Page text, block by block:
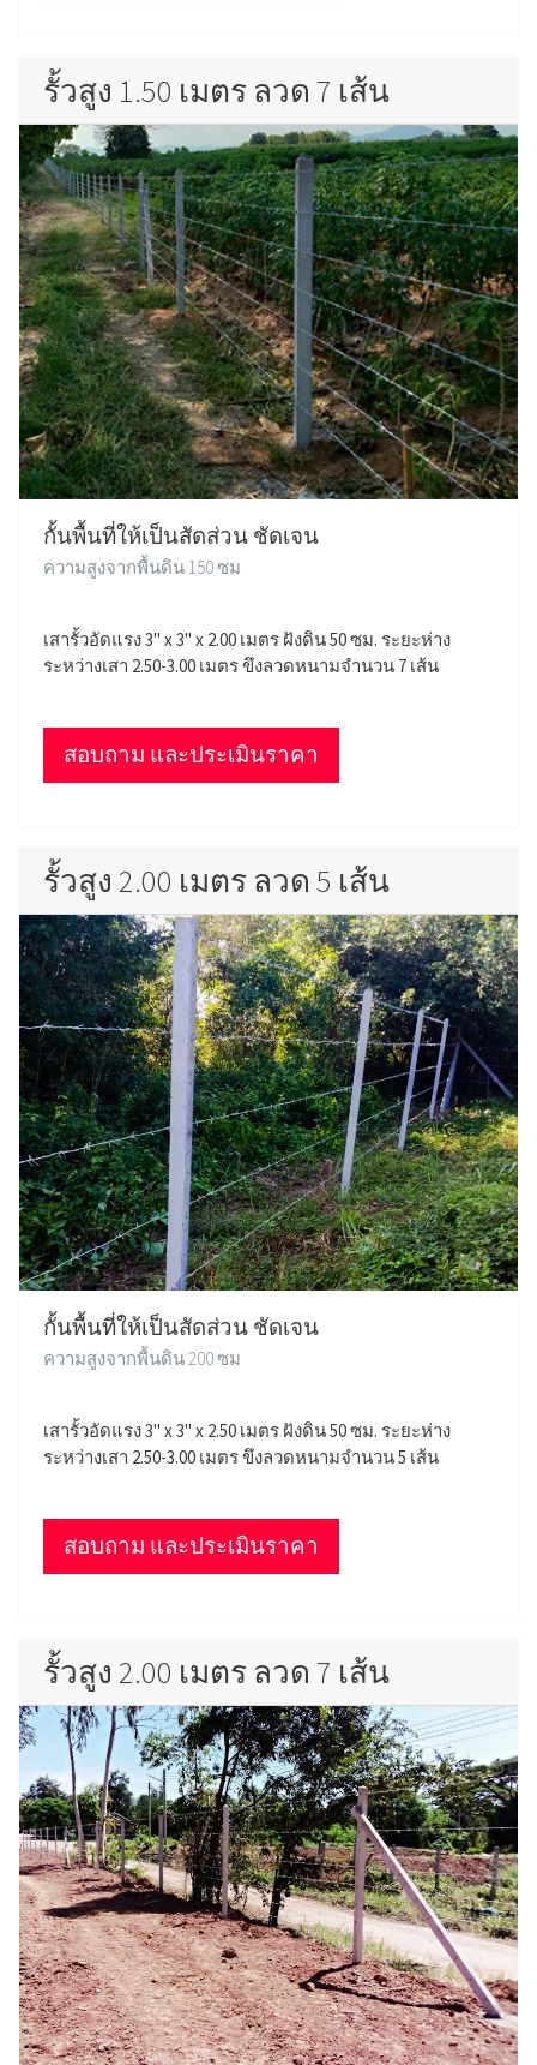
รั้วสูง 1.50 เมตร ลวด 7 เส้น
กั้นพื้นที่ให้เป็นสัดส่วน ชัดเจน
ความสูงจากพื้นดิน 150 ซม
เสารั้วอัดแรง 3" x 3" x 2.00 เมตร ฝังดิน 50 ซม. ระยะห่าง
ระหว่างเสา 2.50-3.00 เมตร ขึงลวดหนามจำนวน 7 เส้น
สอบถาม และประเมินราคา
รั้วสูง 2.00 เมตร ลวด 5 เส้น
กั้นพื้นที่ให้เป็นสัดส่วน ชัดเจน
ความสูงจากพื้นดิน 200 ซม
เสารั้วอัดแรง 3" x 3" x 2.50 เมตร ฝังดิน 50 ซม. ระยะห่าง
ระหว่างเสา 2.50-3.00 เมตร ขึงลวดหนามจำนวน 5 เส้น
สอบถาม และประเมินราคา
รั้วสูง 2.00 เมตร ลวด 7 เส้น